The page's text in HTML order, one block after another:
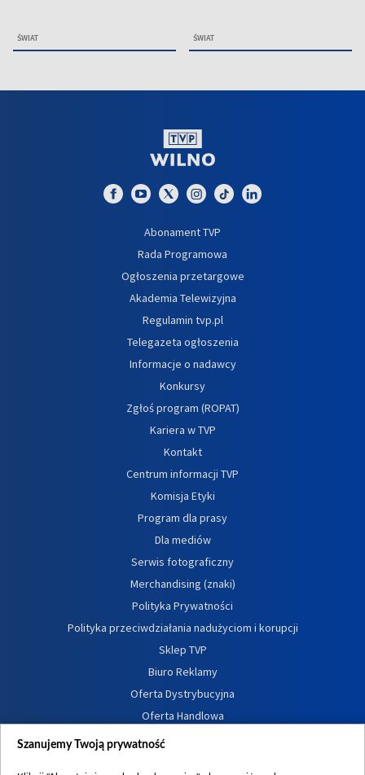
ŚWIAT ŚWIAT
Abonament TVP
Rada Programowa
Ogłoszenia przetargowe
Akademia Telewizyjna
Regulamin tvp.pl
Telegazeta ogłoszenia
Informacje o nadawcy
Konkursy
Zgłoś program (ROPAT)
Kariera w TVP
Kontakt
Centrum informacji TVP
Komisja Etyki
Program dla prasy
Dla mediów
Serwis fotograficzny
Merchandising (znaki)
Polityka Prywatności
Polityka przeciwdziałania nadużyciom i korupcji
Sklep TVP
Biuro Reklamy
Oferta Dystrybucyjna
Oferta Handlowa
Dostępność
Szanujemy Twoją prywatność